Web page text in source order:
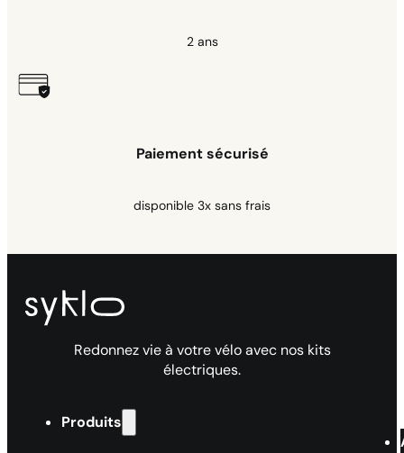
2 ans
Paiement sécurisé
disponible 3x sans frais
Redonnez vie à votre vélo avec nos kits
électriques.
Produits